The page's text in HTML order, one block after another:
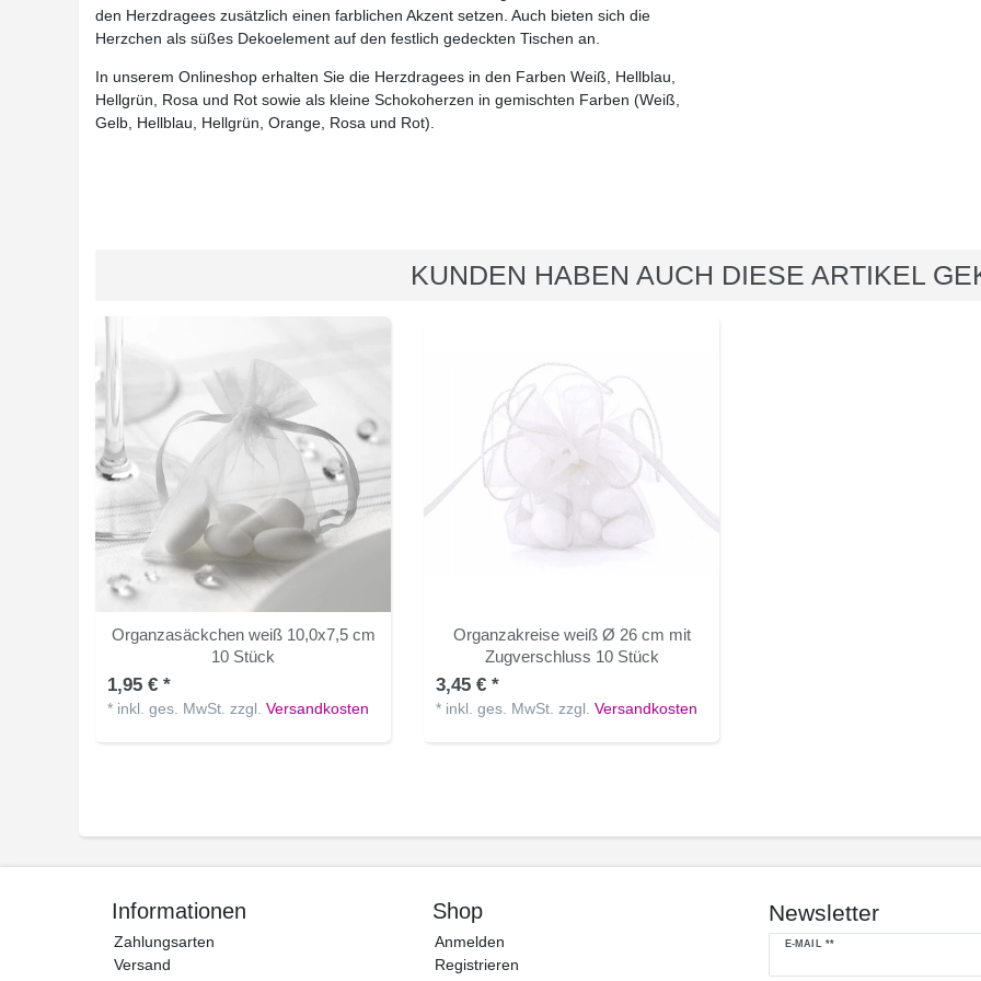
den Herzdragees zusätzlich einen farblichen Akzent setzen. Auch bieten sich die
Herzchen als süßes Dekoelement auf den festlich gedeckten Tischen an.
In unserem Onlineshop erhalten Sie die Herzdragees in den Farben Weiß, Hellblau,
Hellgrün, Rosa und Rot sowie als kleine Schokoherzen in gemischten Farben (Weiß,
Gelb, Hellblau, Hellgrün, Orange, Rosa und Rot).
KUNDEN HABEN AUCH DIESE ARTIKEL
Organzasäckchen weiß 10,0x7,5 cm
10 Stück
1,95 € *
* inkl. ges. MwSt. zzgl.Versandkosten
Organzakreise weiß Ø 26 cm mit
Zugverschluss 10 Stück
3,45 € *
* inkl. ges. MwSt. zzgl.Versandkosten
Informationen
Zahlungsarten
Versand
Shop
Anmelden
Registrieren
Newsletter
E-MAIL **
Newsletter